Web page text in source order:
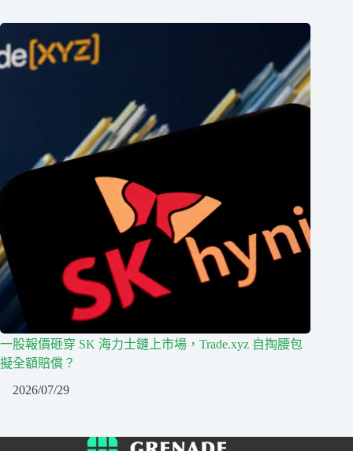
一股報價砸穿 SK 海力士鏈上市場，Trade.xyz 自掏腰包
擬全額賠償？
2026/07/29